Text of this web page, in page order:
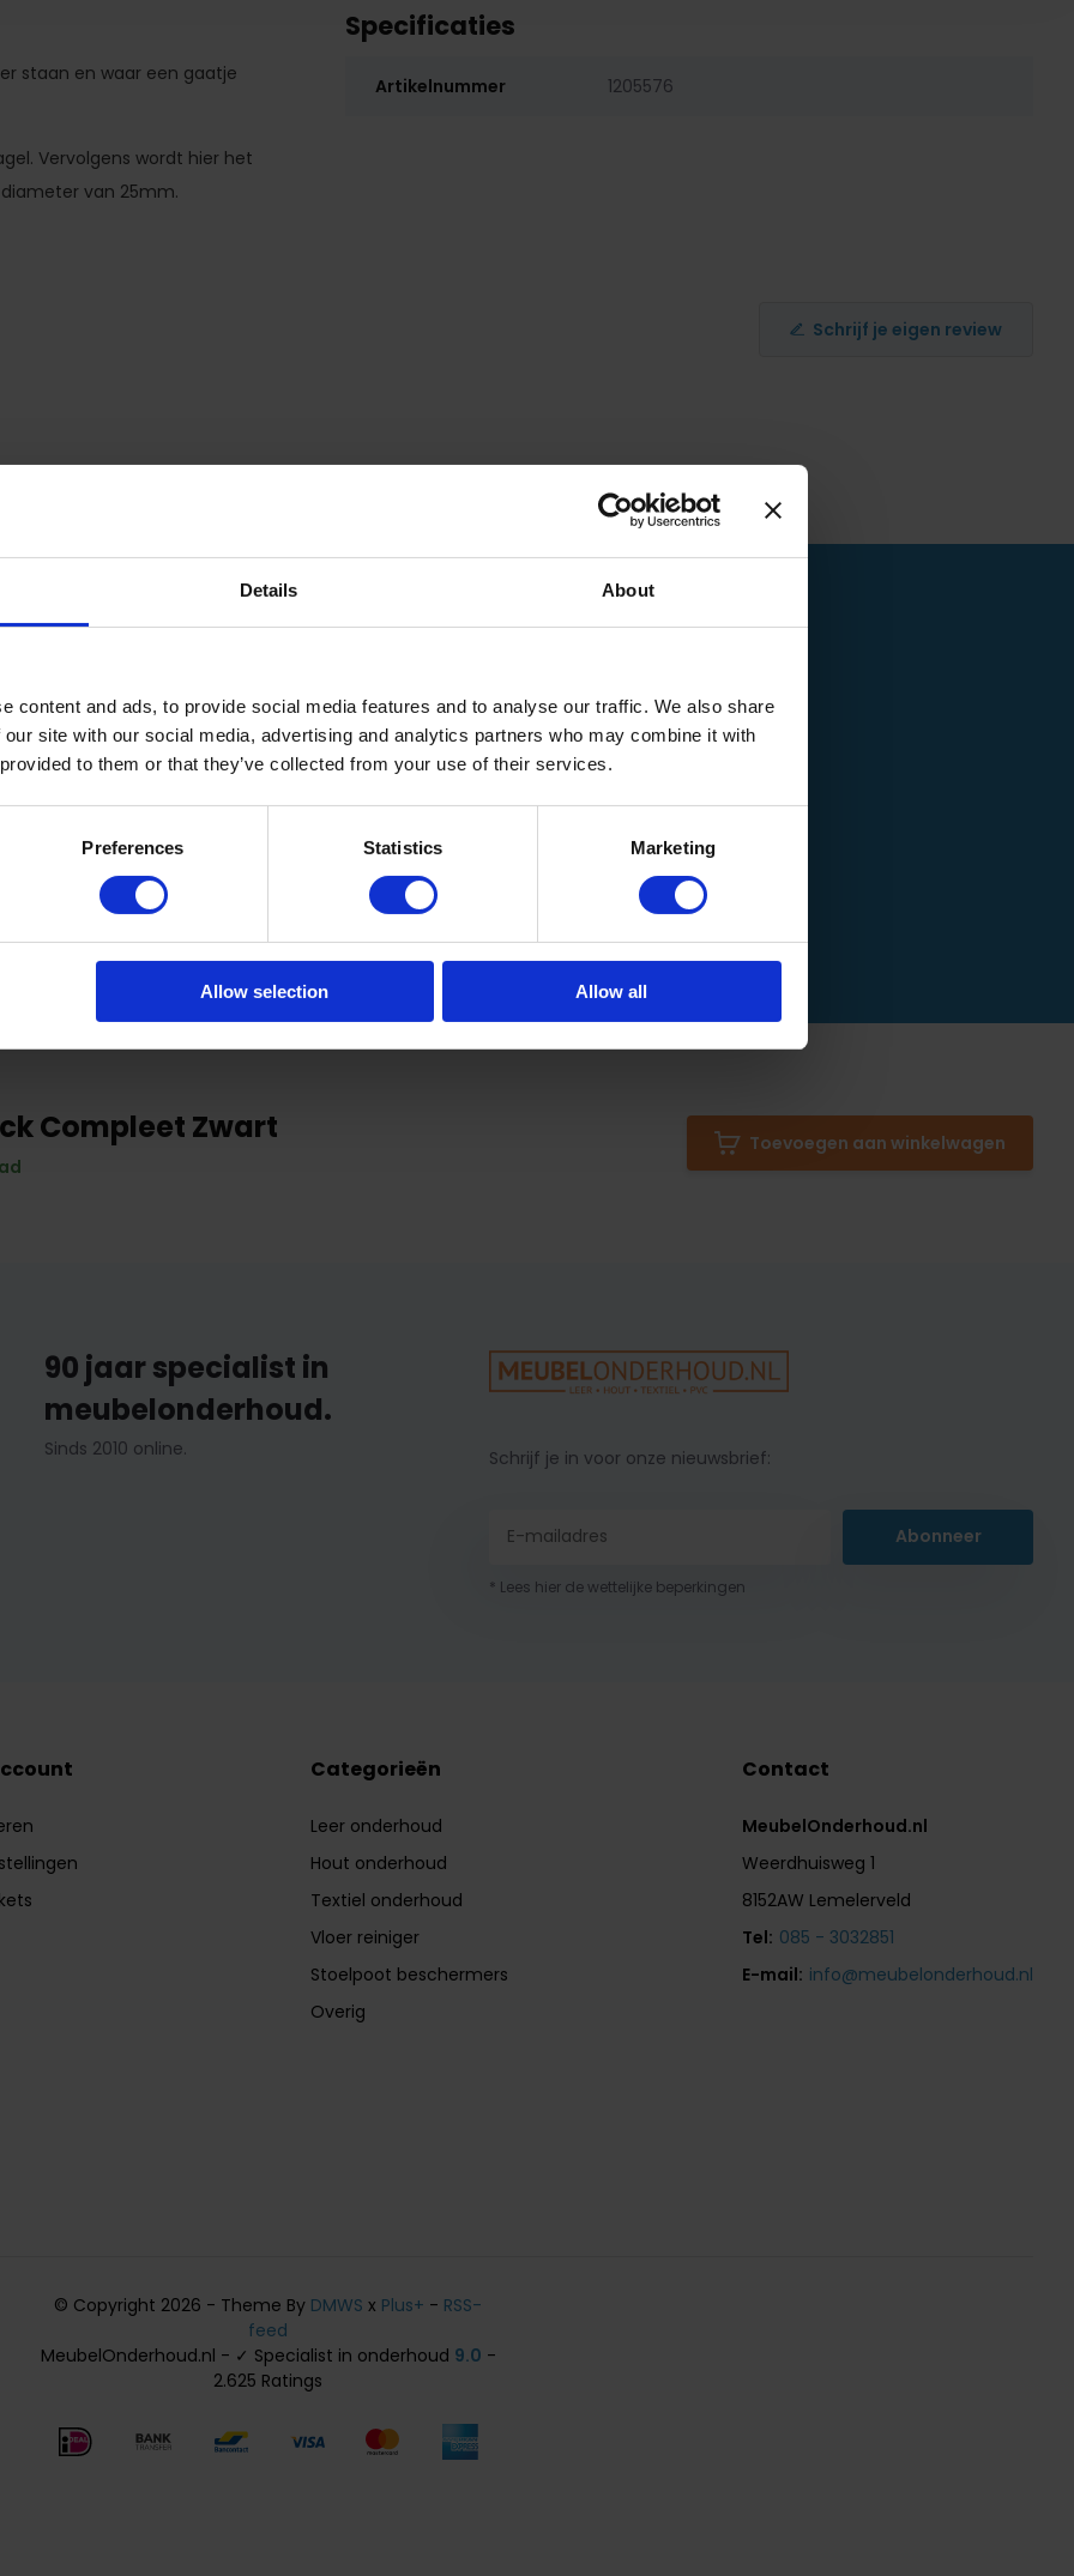
Details About
content and ads, to provide social media features and to analyse our traffic. We also share
site with our social media, advertising and analytics partners who may combine it with
to them or that they’ve collected from your use of their services.
Preferences Statistics Marketing
Allow selection Allow all
staan en waar een gaatje
Vervolgens wordt hier het
van 25mm.
met een diameter van
op de boren tot 6mm.
pennetje) naar boven
Specificaties
Artikelnummer 1205576
Schrijf je eigen review
Rivet Click los
Compleet Zwart Toevoegen aan winkelwagen
90 jaar specialist in
meubelonderhoud.
Sinds 2010 online. Schrijf je in voor onze nieuwsbrief:
Abonneer
* Lees hier de wettelijke beperkingen
Categorieën
Leer onderhoud
Hout onderhoud
Textiel onderhoud
Vloer reiniger
Stoelpoot beschermers
Overig
Contact
MeubelOnderhoud.nl
Weerdhuisweg 1
8152AW Lemelerveld
Tel: 085 - 3032851
E-mail: info@meubelonderhoud.nl
© Copyright 2026 - Theme By DMWS x Plus+ - RSS-
feed
MeubelOnderhoud.nl - ✓ Specialist in onderhoud 9.0 -
2.625 Ratings